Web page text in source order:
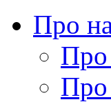
Про
Про
Про